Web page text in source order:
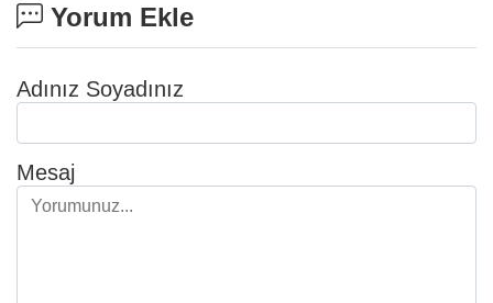
Yorum Ekle
Adınız Soyadınız
Mesaj